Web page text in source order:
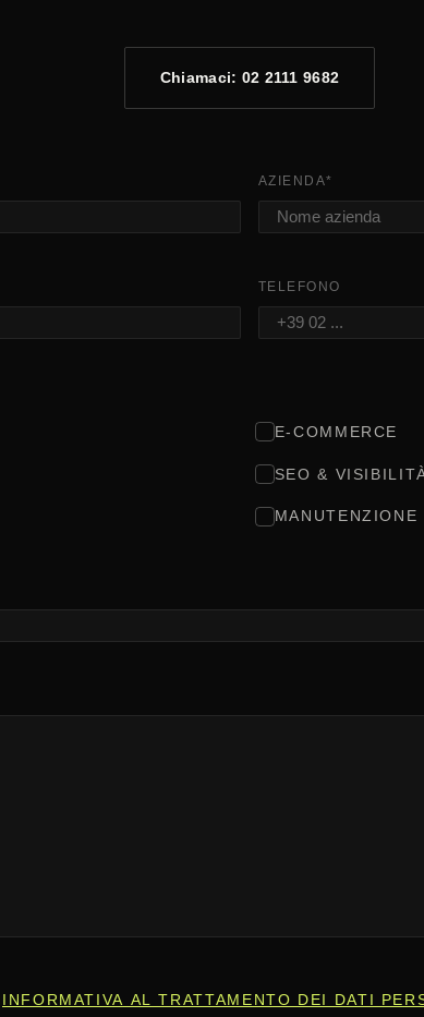
Chiamaci: 02 2111 9682
AZIENDA*
TELEFONO
E-COMMERCE
SEO &
MANUTENZIONE
INFORMATIVA AL TRATTAMENTO DEI DATI